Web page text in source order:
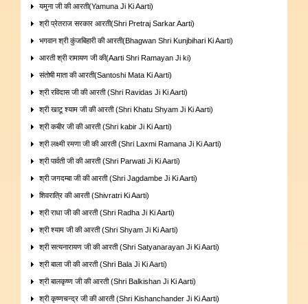
यमुना जी की आरती(Yamuna Ji Ki Aarti)
श्री प्रेतराज सरकार आरती(Shri Pretraj Sarkar Aarti)
भगवान श्री कुंजबिहारी की आरती(Bhagwan Shri Kunjbihari Ki Aarti)
आरती श्री रामायण जी की(Aarti Shri Ramayan Ji ki)
संतोषी माता की आरती(Santoshi Mata Ki Aarti)
श्री रविदास जी की आरती (Shri Ravidas Ji Ki Aarti)
श्री खाटू श्याम जी की आरती (Shri Khatu Shyam Ji Ki Aarti)
श्री कबीर जी की आरती (Shri kabir Ji Ki Aarti)
श्री लक्ष्मी रमणा जी की आरती (Shri Laxmi Ramana Ji Ki Aarti)
श्री पार्वती जी की आरती (Shri Parwati Ji Ki Aarti)
श्री जगदम्बा जी की आरती (Shri Jagdambe Ji Ki Aarti)
शिवरात्रि की आरती (Shivratri Ki Aarti)
श्री राधा जी की आरती (Shri Radha Ji Ki Aarti)
श्री श्याम जी की आरती (Shri Shyam Ji Ki Aarti)
श्री सत्यनारायण जी की आरती (Shri Satyanarayan Ji Ki Aarti)
श्री बाला जी की आरती (Shri Bala Ji Ki Aarti)
श्री बालकृष्ण जी की आरती (Shri Balkishan Ji Ki Aarti)
श्री कृष्णचन्द्र जी की आरती (Shri Kishanchander Ji Ki Aarti)